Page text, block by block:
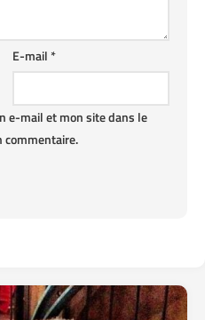
E-mail*
e-mail et mon site dans le
commentaire.